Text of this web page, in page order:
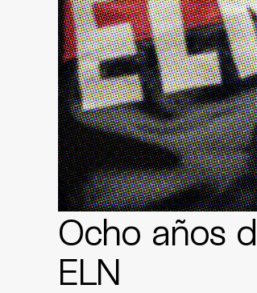
Ocho años
ELN